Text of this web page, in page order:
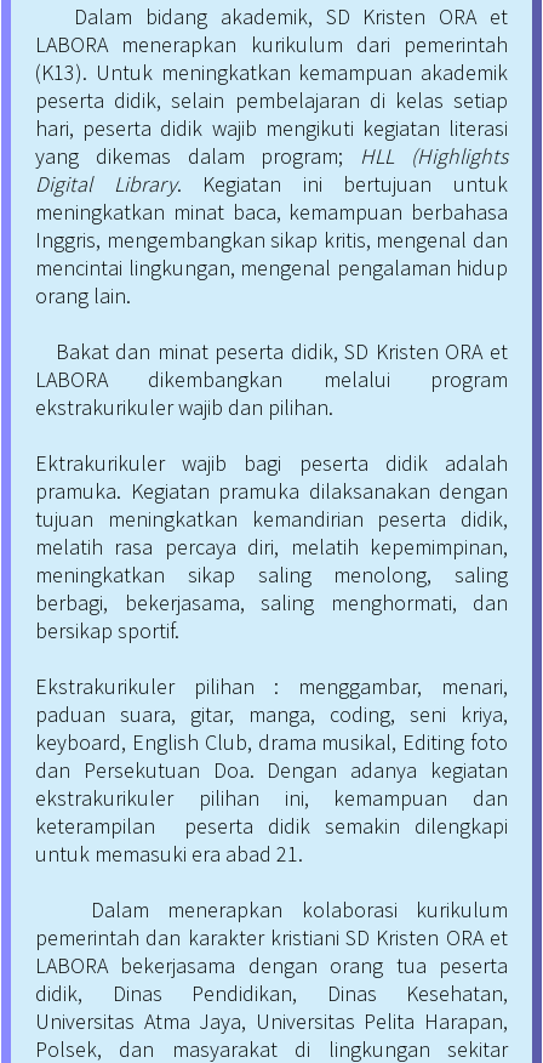
Dalam bidang akademik, SD Kristen ORA et
LABORA menerapkan kurikulum dari pemerintah
(K13). Untuk meningkatkan kemampuan akademik
peserta didik, selain pembelajaran di kelas setiap
hari, peserta didik wajib mengikuti kegiatan literasi
yang dikemas dalam program; HLL (Highlights
Digital Library. Kegiatan ini bertujuan untuk
meningkatkan minat baca, kemampuan berbahasa
Inggris, mengembangkan sikap kritis, mengenal dan
mencintai lingkungan, mengenal pengalaman hidup
orang lain.
Bakat dan minat peserta didik, SD Kristen ORA et
LABORA dikembangkan melalui program
ekstrakurikuler wajib dan pilihan.
Ektrakurikuler wajib bagi peserta didik adalah
pramuka. Kegiatan pramuka dilaksanakan dengan
tujuan meningkatkan kemandirian peserta didik,
melatih rasa percaya diri, melatih kepemimpinan,
meningkatkan sikap saling menolong, saling
berbagi, bekerjasama, saling menghormati, dan
bersikap sportif.
Ekstrakurikuler pilihan : menggambar, menari,
paduan suara, gitar, manga, coding, seni kriya,
keyboard, English Club, drama musikal, Editing foto
dan Persekutuan Doa. Dengan adanya kegiatan
ekstrakurikuler pilihan ini, kemampuan dan
keterampilan peserta didik semakin dilengkapi
untuk memasuki era abad 21.
Dalam menerapkan kolaborasi kurikulum
pemerintah dan karakter kristiani SD Kristen ORA et
LABORA bekerjasama dengan orang tua peserta
didik, Dinas Pendidikan, Dinas Kesehatan,
Universitas Atma Jaya, Universitas Pelita Harapan,
Polsek, dan masyarakat di lingkungan sekitar